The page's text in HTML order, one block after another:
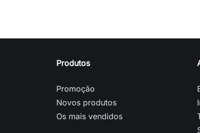
Produtos
Promoção
Novos produtos
Os mais vendidos